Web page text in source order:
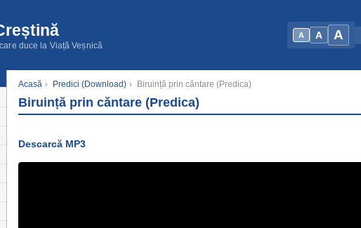
duce la Viață Veșnică
A A A
Acasă › Predici (Download) › Biruință prin căntare (Predica)
Biruință prin căntare (Predica)
Descarcă MP3